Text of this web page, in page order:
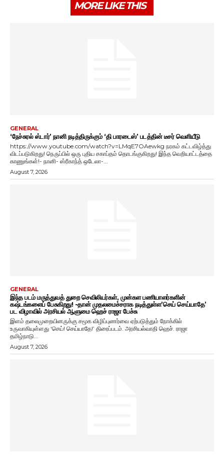
MORE LIKE THIS
GENERAL
‘நேச்சுரல் ஸ்டார்’ நானி நடித்திருக்கும் ‘தி பாரடைஸ்’ படத்தின் டீசர் வெளியீடு
https://www.youtube.com/watch?v=LMqE7OAewkg நரகம் கட்டவிழ்த்து
விடப்படுகிறது! நெருப்பில் ஒரு புதிய சகாப்தம் தொடங்குகிறது! இந்த வெறியாட்டத்தை
காணுங்கள்!- நானி- ஸ்ரீகாந்த் ஒடேலா-...
August 7, 2026
GENERAL
இந்த படம் மருத்துவத் துறை செவிலியர்கள், முன்கள பணியாளர்களின்
கஷ்டங்களைப் பேசுகிறது! -தான் முதலமைச்சராக நடித்துள்ள’செய் செய்யாதே’
பட விழாவில் அரசியல் ஆளுமை ஹெச் ராஜா பேச்சு
இளம் தலைமுறையினருக்கு சமூக விழிப்புணர்வை ஏற்படுத்தும் நோக்கில்
உருவாகியுள்ளது ‘செய்! செய்யாதே!’ திரைப்படம். அரசியல்வாதி ஹெச். ராஜா
தமிழ்நாடு...
August 7, 2026